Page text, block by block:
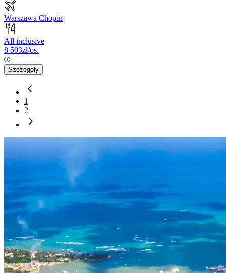
Warszawa Chopin
All inclusive
8 503zł/os.
Szczegóły
1
2